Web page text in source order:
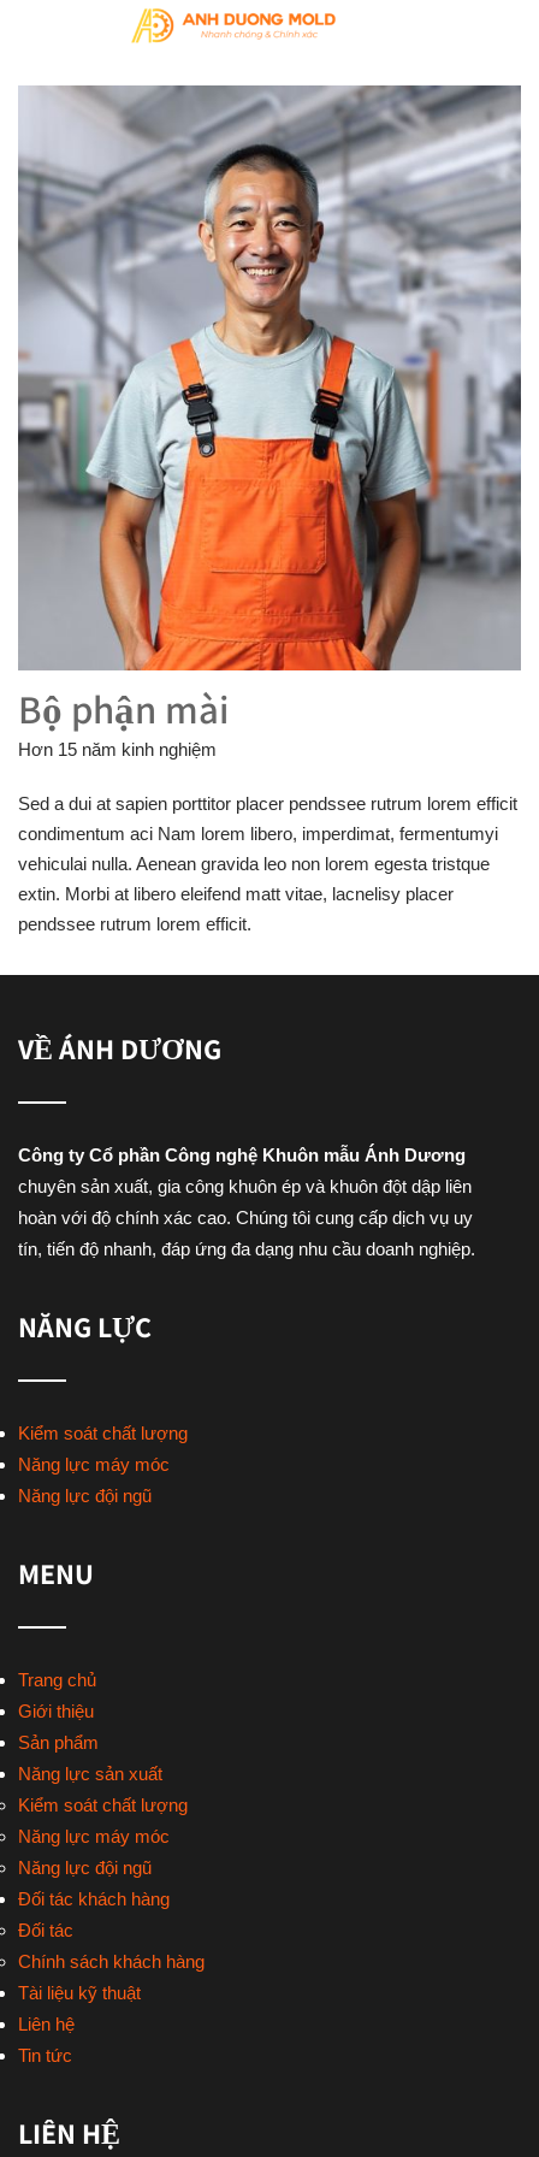
Bộ phận mài
Hơn 15 năm kinh nghiệm
Sed a dui at sapien porttitor placer pendssee rutrum lorem efficit
condimentum aci Nam lorem libero, imperdimat, fermentumyi
vehiculai nulla. Aenean gravida leo non lorem egesta tristque
extin. Morbi at libero eleifend matt vitae, lacnelisy placer
pendssee rutrum lorem efficit.
VỀ ÁNH DƯƠNG
Công ty Cổ phần Công nghệ Khuôn mẫu Ánh Dương
chuyên sản xuất, gia công khuôn ép và khuôn đột dập liên
hoàn với độ chính xác cao. Chúng tôi cung cấp dịch vụ uy
tín, tiến độ nhanh, đáp ứng đa dạng nhu cầu doanh nghiệp.
NĂNG LỰC
Kiểm soát chất lượng
Năng lực máy móc
Năng lực đội ngũ
MENU
Trang chủ
Giới thiệu
Sản phẩm
Năng lực sản xuất
Kiểm soát chất lượng
Năng lực máy móc
Năng lực đội ngũ
Đối tác khách hàng
Đối tác
Chính sách khách hàng
Tài liệu kỹ thuật
Liên hệ
Tin tức
LIÊN HỆ